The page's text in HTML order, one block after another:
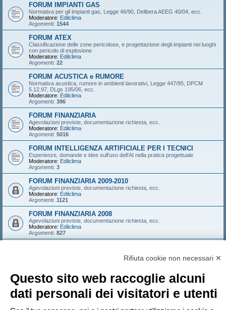
FORUM IMPIANTI GAS
Normativa per gli impianti gas, Legge 46/90, Delibera AEEG 40/04, ecc.
Moderatore: Edilclima
Argomenti: 1544
FORUM ATEX
Classificazione delle zone pericolose, e progettazione degli impianti nei luoghi
con pericolo di esplosione
Moderatore: Edilclima
Argomenti: 22
FORUM ACUSTICA e RUMORE
Normativa acustica, rumore in ambienti lavorativi, Legge 447/95, DPCM
5.12.97, DLgs 195/06, ecc.
Moderatore: Edilclima
Argomenti: 396
FORUM FINANZIARIA
Agevolazioni previste, documentazione richiesta, ecc.
Moderatore: Edilclima
Argomenti: 5016
FORUM INTELLIGENZA ARTIFICIALE PER I TECNICI
Esperienze, domande e idee sull’uso dell’AI nella pratica progettuale
Moderatore: Edilclima
Argomenti: 3
FORUM FINANZIARIA 2009-2010
Agevolazioni previste, documentazione richiesta, ecc.
Moderatore: Edilclima
Argomenti: 1121
FORUM FINANZIARIA 2008
Agevolazioni previste, documentazione richiesta, ecc.
Moderatore: Edilclima
Argomenti: 827
LOGIN
ISCRIVITI
Nome utente:
Rifiuta cookie non necessari ✕
Questo sito web raccoglie alcuni
dati personali dei visitatori e utenti